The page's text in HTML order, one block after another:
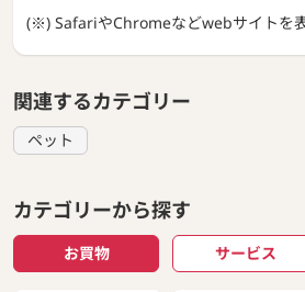
(※) SafariやChromeなどwebサイトを
関連するカテゴリー
ペット
カテゴリーから探す
お買物 サービス